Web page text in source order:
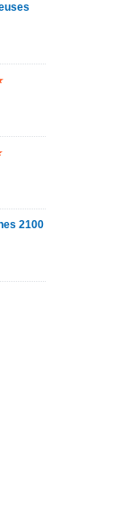
2100